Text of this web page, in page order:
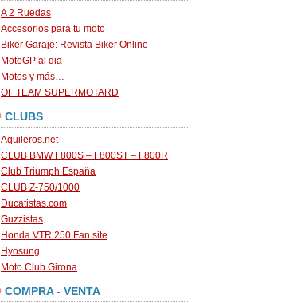
A 2 Ruedas
Accesorios para tu moto
Biker Garaje: Revista Biker Online
MotoGP al dia
Motos y más…
OF TEAM SUPERMOTARD
CLUBS
Aquileros.net
CLUB BMW F800S – F800ST – F800R
Club Triumph España
CLUB Z-750/1000
Ducatistas.com
Guzzistas
Honda VTR 250 Fan site
Hyosung
Moto Club Girona
COMPRA - VENTA